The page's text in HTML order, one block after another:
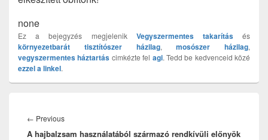
none
Ez a bejegyzés megjelenik Vegyszermentes takarításés
környezetbarát tisztítószer házilag,mosószer házilag,
vegyszermentes háztartás cimkézte fel agi. Tedd be kedvenceid közé
ezzel a linkel.
navigáció
← PreviousPrevious
post:
A hajbalzsam használatából származó rendkívüli előnyök